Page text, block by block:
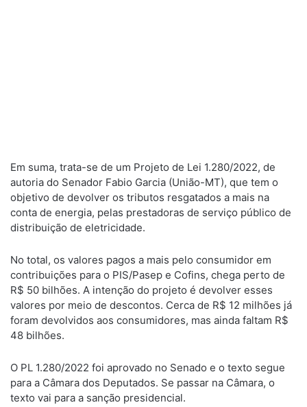
Em suma, trata-se de um Projeto de Lei 1.280/2022, de
autoria do Senador Fabio Garcia (União-MT), que tem o
objetivo de devolver os tributos resgatados a mais na
conta de energia, pelas prestadoras de serviço público de
distribuição de eletricidade.
No total, os valores pagos a mais pelo consumidor em
contribuições para o PIS/Pasep e Cofins, chega perto de
R$ 50 bilhões. A intenção do projeto é devolver esses
valores por meio de descontos. Cerca de R$ 12 milhões já
foram devolvidos aos consumidores, mas ainda faltam R$
48 bilhões.
O PL 1.280/2022 foi aprovado no Senado e o texto segue
para a Câmara dos Deputados. Se passar na Câmara, o
texto vai para a sanção presidencial.